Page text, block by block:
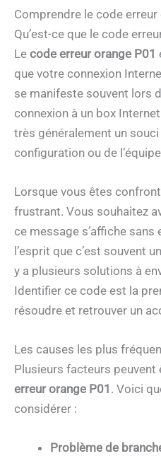
Comprendre le code erreur
Qu’est-ce que le code
Le code erreur orange P01
que votre connexion
se manifeste souvent lors
connexion à un box
très généralement un souci
configuration ou de
Lorsque vous êtes
frustrant. Vous souhaitez
ce message s’affiche sans
l’esprit que c’est souvent
y a plusieurs solutions à
Identifier ce code est la
résoudre et retrouver un
Les causes les plus
Plusieurs facteurs peuvent
erreur orange P01 . Voici
considérer :
Problème de